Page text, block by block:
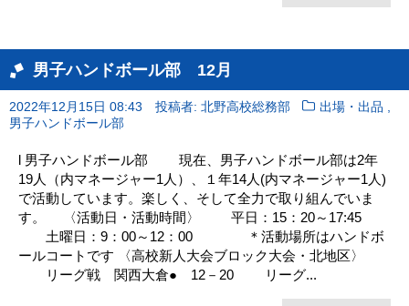
男子ハンドボール部 12月
2022年12月15日 08:43 投稿者: 北野高校総務部 出場・出品 ,
男子ハンドボール部
l 男子ハンドボール部 現在、男子ハンドボール部は2年
19人（内マネージャー1人）、１年14人(内マネージャー1人)
で活動しています。楽しく、そして全力で取り組んでいま
す。 〈活動日・活動時間〉 平日：15：20～17:45
土曜日：9：00～12：00 ＊活動場所はハンドボ
ールコートです 〈高校新人大会ブロック大会・北地区〉
リーグ戦 関西大倉● 12－20 リーグ...